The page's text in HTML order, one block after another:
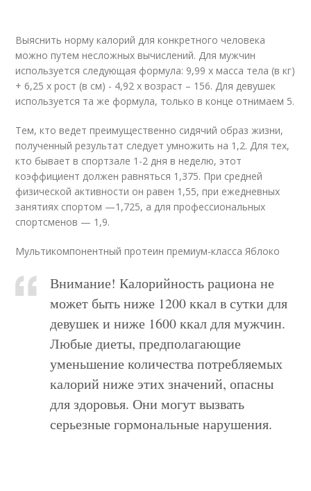
Выяснить норму калорий для конкретного человека
можно путем несложных вычислений. Для мужчин
используется следующая формула: 9,99 х масса тела (в кг)
+ 6,25 х рост (в см) - 4,92 х возраст – 156. Для девушек
используется та же формула, только в конце отнимаем 5.
Тем, кто ведет преимущественно сидячий образ жизни,
полученный результат следует умножить на 1,2. Для тех,
кто бывает в спортзале 1-2 дня в неделю, этот
коэффициент должен равняться 1,375. При средней
физической активности он равен 1,55, при ежедневных
занятиях спортом —1,725, а для профессиональных
спортсменов — 1,9.
Мультикомпонентный протеин премиум-класса Яблоко
Внимание! Калорийность рациона не
может быть ниже 1200 ккал в сутки для
девушек и ниже 1600 ккал для мужчин.
Любые диеты, предполагающие
уменьшение количества потребляемых
калорий ниже этих значений, опасны
для здоровья. Они могут вызвать
серьезные гормональные нарушения.